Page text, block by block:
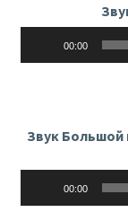
00:00
Звук Большой
00:00